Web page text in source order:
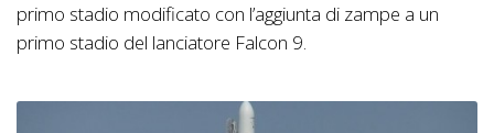
primo stadio modificato con l’aggiunta di zampe a un
primo stadio del lanciatore Falcon 9.